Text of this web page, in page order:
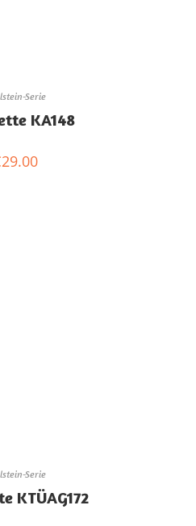
Serie
KA148
29.00
Serie
KTÜAG172